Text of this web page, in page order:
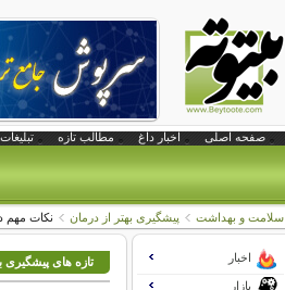
صفحه اصلی اخبار داغ مطالب تازه
سلامت و بهداشت پیشگیری بهتر از درمان نکات مهم
تازه های پیشگیری اخبار
بازار